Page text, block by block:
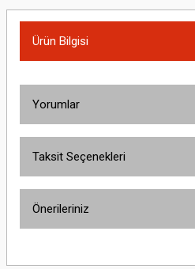
Ürün Bilgisi
Yorumlar
Taksit Seçenekleri
Önerileriniz
yetersiz gördüğünüz noktaları öneri